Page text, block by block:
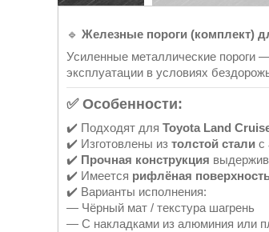
🔹 Железные пороги (комплект)
Усиленные металлические пороги
эксплуатации в условиях
✅ Особенности:
✔️ Подходят для Toyota Land
✔️ Изготовлены из толстой стали с
✔️ Прочная конструкция
✔️ Имеется рифлёная
✔️ Варианты исполнения:
— Чёрный мат / текстура шагрень
— С накладками из алюминия или